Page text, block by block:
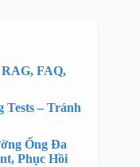
FAQ,
Tests – Tránh
Ống Đa
Phục Hồi